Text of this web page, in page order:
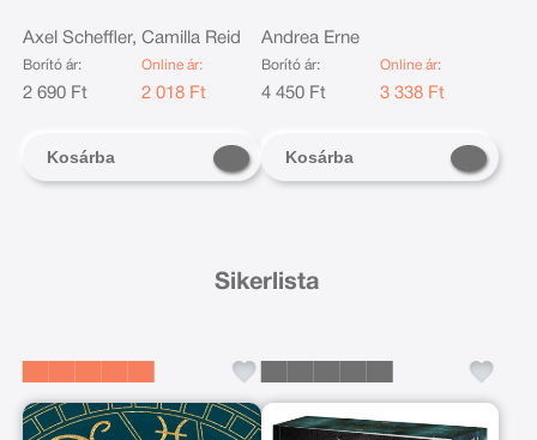
Axel Scheffler, Camilla Reid
Borító ár:
2 690 Ft
Online ár:
2 018 Ft
Kosárba
Andrea Erne
Borító ár:
4 450 Ft
Online ár:
3 338 Ft
Kosárba
Sikerlista